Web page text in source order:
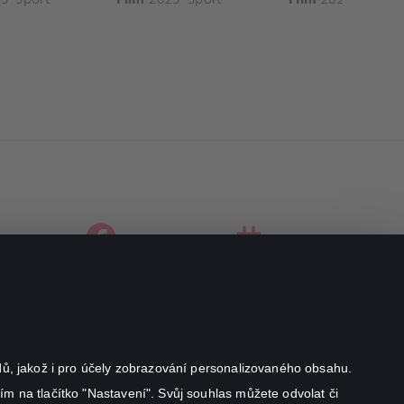
jakož i pro účely zobrazování personalizovaného obsahu.
na tlačítko "Nastavení". Svůj souhlas můžete odvolat či
facebookinstagram